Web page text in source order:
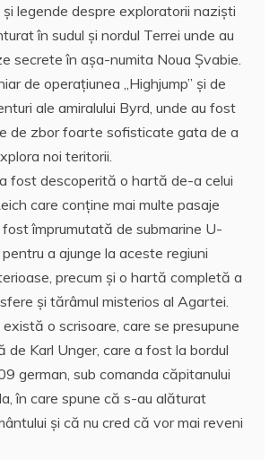
legende despre exploratorii naziști
în sudul și nordul Terrei unde au
secrete în aşa-numita Noua Şvabie.
de operațiunea „Highjump” și de
ale amiralului Byrd, unde au fost
de zbor foarte sofisticate gata de a
noi teritorii.
fost descoperită o hartă de-a celui
care conţine mai multe pasaje
împrumutată de submarine U-
a ajunge la aceste regiuni
precum și o hartă completă a
și tărâmul misterios al Agartei.
o scrisoare, care se presupune
de Karl Unger, care a fost la bordul
german, sub comanda căpitanului
în care spune că s-au alăturat
și că nu cred că vor mai reveni